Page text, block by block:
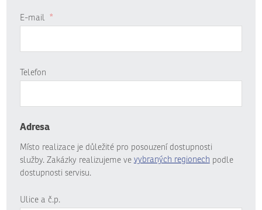
E-mail *
Telefon
Adresa
Místo realizace je důležité pro posouzení dostupnosti
služby. Zakázky realizujeme ve vybraných regionech podle
dostupnosti servisu.
Ulice a č.p.